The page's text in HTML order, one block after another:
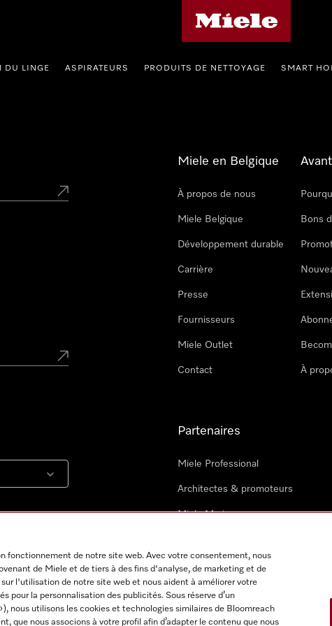
DU LINGE ASPIRATEURS PRODUITS DE NETTOYAGE SMART
Miele en Belgique
À propos de nous
Miele Belgique
Développement durable
Carrière
Presse
Fournisseurs
Miele Outlet
Contact
Bons
À
Partenaires
Miele Professional
Architectes & promoteurs
Miele Marine
fonctionnement de notre site web. Avec votre consentement, nous
de Miele et de tiers à des fins d'analyse, de marketing et de
l'utilisation de notre site web et nous aident à améliorer votre
pour la personnalisation des publicités. Sous réserve d’un
nous utilisons les cookies et technologies similaires de Bloomreach
que nous associons à votre profil afin d’adapter le contenu que nous